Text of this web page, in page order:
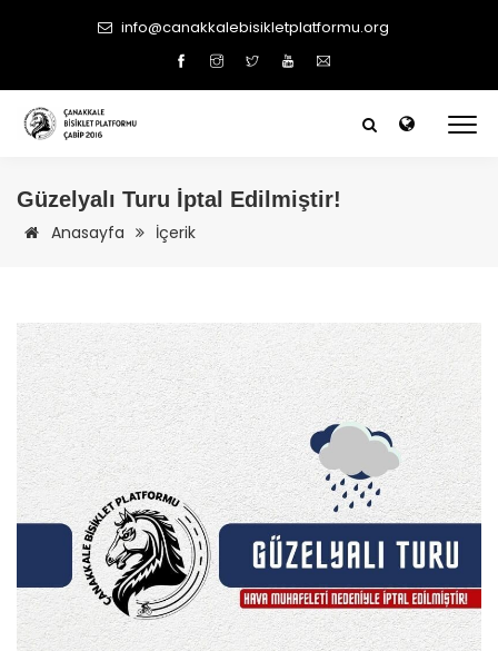
info@canakkalebisikletplatformu.org
Güzelyalı Turu İptal Edilmiştir!
Anasayfa İçerik